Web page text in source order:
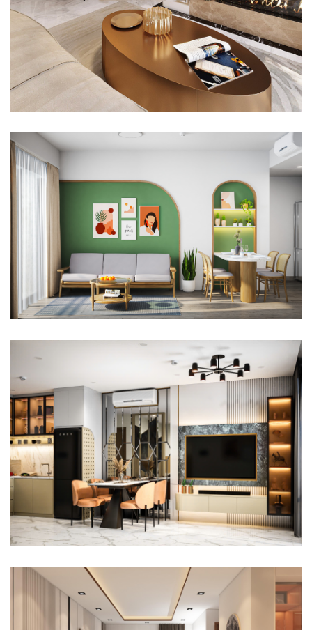
THI CÔNG NỘI THẤT CĂN HỘ VINHOME PARK 7
THIẾT KẾ THI CÔNG NỘI THẤT CĂN HỘ 2 PHÒNG NGỦ MASTERI
QUẬN 2
THIẾT KẾ THI CÔNG NỘI THẤT TRỌN GÓI CĂN HỘ VINHOMES
GRAND PARK